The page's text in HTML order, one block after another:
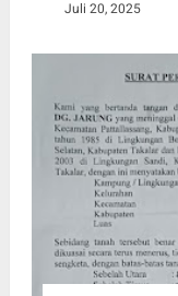
Juli 20, 2025